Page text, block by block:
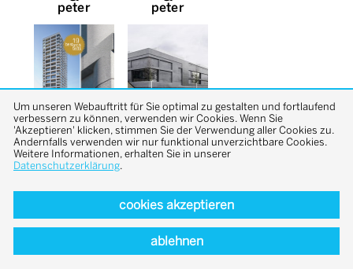
peter peter
back to top
Um unseren Webauftritt für Sie optimal zu gestalten und fortlaufend
verbessern zu können, verwenden wir Cookies. Wenn Sie
'Akzeptieren' klicken, stimmen Sie der Verwendung aller Cookies zu.
Andernfalls verwenden wir nur funktional unverzichtbare Cookies.
Weitere Informationen, erhalten Sie in unserer
Datenschutzerklärung.
cookies akzeptieren
ablehnen